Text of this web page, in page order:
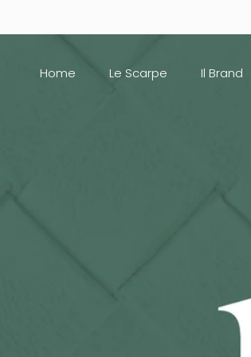
Home
Le Scarpe
Il Brand